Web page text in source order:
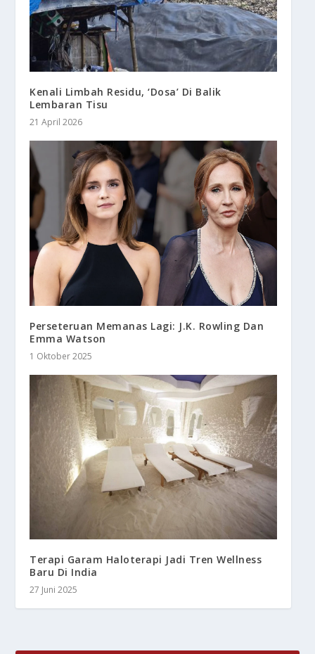
Kenali Limbah Residu, ‘Dosa’ Di Balik
Lembaran Tisu
21 April 2026
Perseteruan Memanas Lagi: J.K. Rowling Dan
Emma Watson
1 Oktober 2025
Terapi Garam Haloterapi Jadi Tren Wellness
Baru Di India
27 Juni 2025